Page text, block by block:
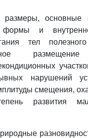
размеры, основные
формы и
тел
нарушений
смещения,
развития